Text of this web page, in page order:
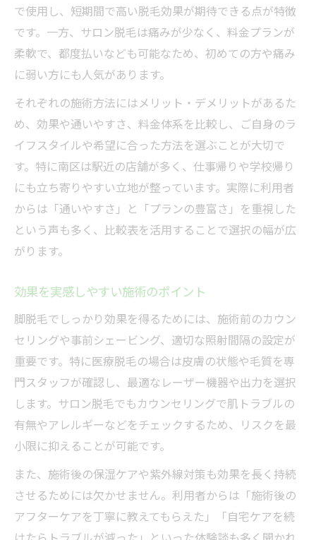
で使用し、短期間で高い脱毛効果が期待できる点が特徴
です。一方、サロン脱毛は痛みが少なく、料金プランが
柔軟で、都度払いなども可能なため、初めての方や痛み
に弱い方にも人気があります。
それぞれの施術方法にはメリット・デメリットがあるた
め、効果や通いやすさ、料金体系を比較し、ご自身のラ
イフスタイルや希望に合った方法を選ぶことが大切で
す。特に南区は駅近の店舗が多く、仕事帰りや学校帰り
にも立ち寄りやすい立地が整っています。実際に利用者
からは「通いやすさ」と「プランの豊富さ」を重視した
という声も多く、比較表を活用することで選択の幅が広
がります。
効果を実感しやすい施術のポイント
脚脱毛でしっかり効果を得るためには、施術前のカウン
セリングや事前シェービング、適切な照射間隔の設定が
重要です。特に医療脱毛の場合は皮膚の状態や毛質を専
門スタッフが確認し、最適なレーザー機器や出力を選択
します。サロン脱毛でもカウンセリングで肌トラブルの
有無やアレルギーなどをチェックするため、リスクを最
小限に抑えることが可能です。
また、施術後の保湿ケアや紫外線対策も効果を長く持続
させるためには欠かせません。利用者からは「施術後の
アフターケアを丁寧に教えてもらえた」「自宅ケアを続